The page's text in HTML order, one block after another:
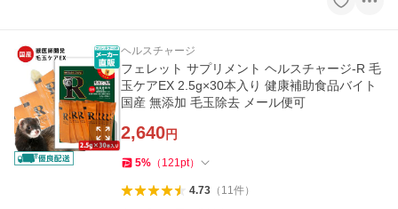
ヘルスチャージ
フェレット サプリメント ヘルスチャージ-R 毛
玉ケアEX 2.5g×30本入り 健康補助食品バイト
国産 無添加 毛玉除去 メール便可
2,640円
5% （ 121pt）
4.73（ 11件）